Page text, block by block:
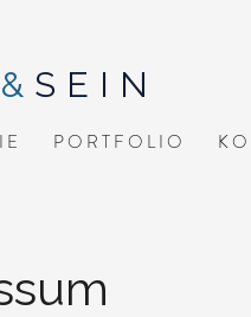
& SEIN
E P O R T F O L I O K O